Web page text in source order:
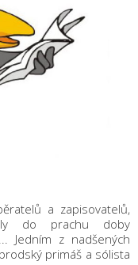
a zapisovatelů,
do prachu doby
Jedním z nadšených
primáš a sólista